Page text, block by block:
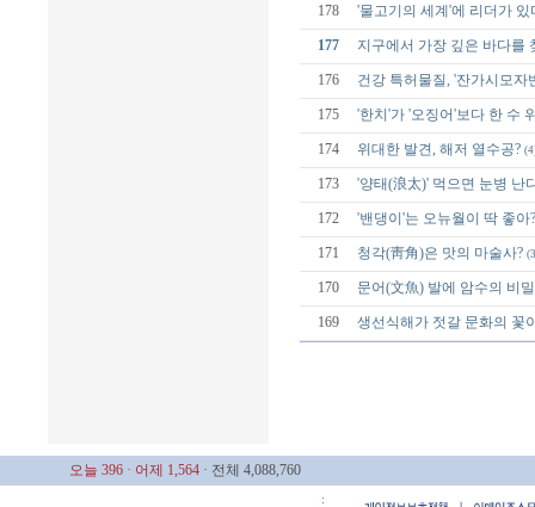
178 '물고기의 세계'에 리더가 있
177 지구에서 가장 깊은 바다를
176 건강 특허물질, '잔가시모자
175 '한치'가 '오징어'보다 한 수
174 위대한 발견, 해저 열수공?
173 '양태(浪太)' 먹으면 눈병 난
172 '밴댕이'는 오뉴월이 딱 좋아?
171 청각(靑角)은 맛의 마술사?
170 문어(文魚) 발에 암수의 비
169 생선식해가 젓갈 문화의 꽃
오늘 396 · 어제 1,564 · 전체 4,088,760